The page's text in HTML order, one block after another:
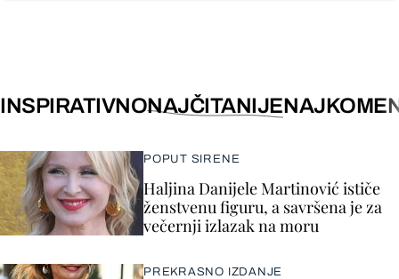
INSPIRATIVNONAJČITANIJE
POPUT SIRENE
Haljina Danijele Martinović ističe
ženstvenu figuru, a savršena je za
večernji izlazak na moru
PREKRASNO IZDANJE